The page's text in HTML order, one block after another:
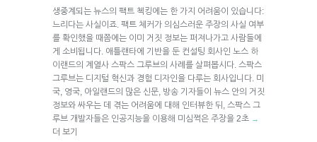
생중계되는 뉴스의 팩트 첵킹에는 한 가지 어려움이 있습니다:
느리다는 사실이죠. 팩트 체커가 의심스러운 주장의 사실 여부
를 확인했을 때쯤에는 이미 거짓 정보는 퍼져나가고 사람들에
게 소비됩니다. 애틀랜타에 기반을 둔 컨설팅 회사인 노스 하
이랜드의 계열사 스팍스 그루브의 사례를 살펴봅시다. 스팍스
그루브는 디지털 혁신과 경험 디자인을 다루는 회사입니다. 미
국, 영국, 아일랜드의 많은 신문, 방송 기자들이 뉴스 안의 거짓
정보와 싸우는 데 겪는 어려움에 대해 인터뷰한 뒤, 스팍스 그
루브 개발자들은 인공지능을 이용해 미심쩍은 주장을 2초 →
더 보기